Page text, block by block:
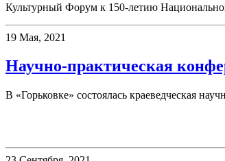
Культурный Форум к 150-летию
19 Мая, 2021
Научно-практическая
В «Горьковке» состоялась краеведческая